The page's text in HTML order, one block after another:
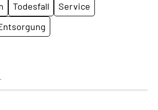
Todesfall
Service